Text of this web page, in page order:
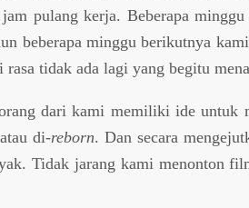
jam pulang kerja. Beberapa
beberapa minggu berikutnya
tidak ada lagi yang begitu
dari kami memiliki ide
atau di-reborn. Dan secara
Tidak jarang kami menonton